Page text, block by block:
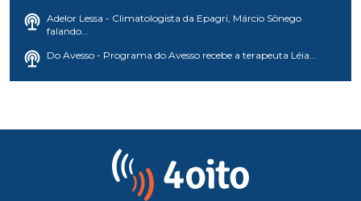
Adelor Lessa - Climatologista da Epagri, Márcio Sônego
falando...
Do Avesso - Programa do Avesso recebe a terapeuta Léia...